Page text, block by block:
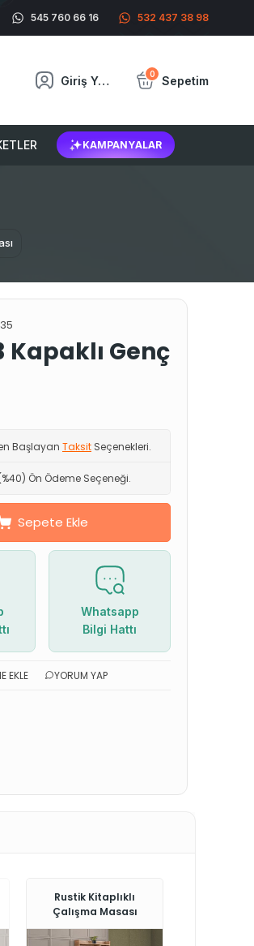
545 760 66 16 532 437 38 98
Giriş Yap 0 Sepetim
KAMPANYALAR
Kapaklı Genç
Başlayan Taksit Seçenekleri.
Ön Ödeme Seçeneği.
Sepete Ekle
Whatsapp
Bilgi Hattı
EKLE YORUM YAP
Rustik Kitaplıklı
Çalışma Masası